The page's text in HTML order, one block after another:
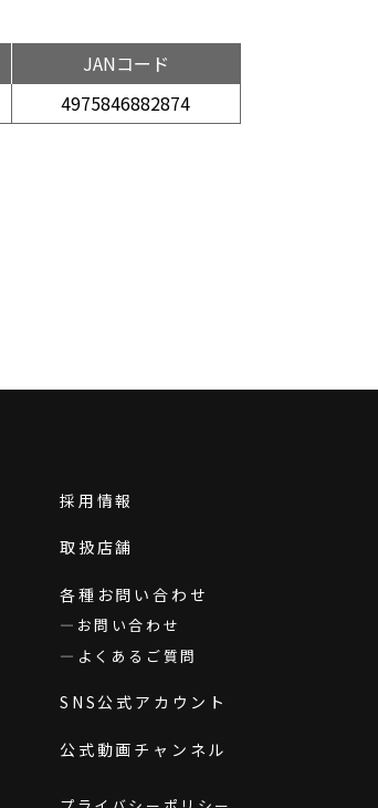
JANコード
4975846882874
採用情報
取扱店舗
各種お問い合わせ
お問い合わせ
よくあるご質問
SNS公式アカウント
公式動画チャンネル